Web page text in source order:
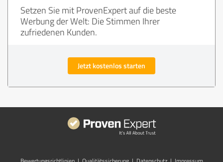
Setzen Sie mit ProvenExpert auf die beste
Werbung der Welt: Die Stimmen Ihrer
zufriedenen Kunden.
Jetzt kostenlos starten